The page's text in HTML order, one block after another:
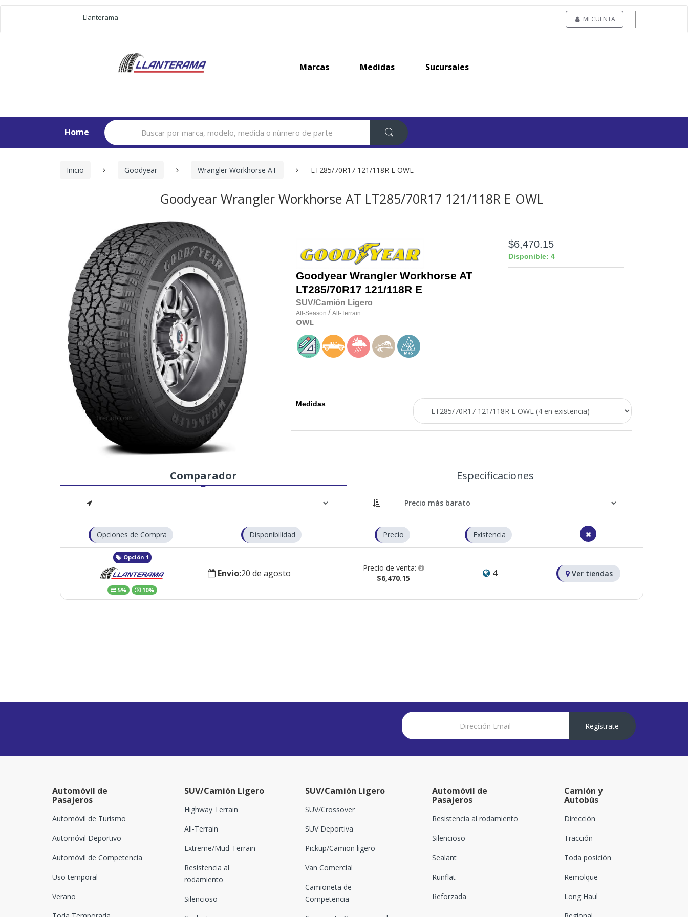
Llanterama MI CUENTA
Marcas Medidas Sucursales
Home
Search
for:
Inicio Goodyear Wrangler Workhorse AT LT285/70R17 121/118R E OWL
Goodyear Wrangler Workhorse AT LT285/70R17 121/118R E OWL
Goodyear Wrangler Workhorse AT
LT285/70R17 121/118R E
SUV/Camión Ligero
All-Season / All-Terrain
OWL
$6,470.15
Disponible: 4
Medidas
Comparador Especificaciones
Opciones de Compra Disponibilidad Precio Existencia
Opción 1
5% 10%
Envio:20 de agosto
Precio de venta:
$6,470.15
4 Ver tiendas
Regístrate
Automóvil de
Pasajeros
Automóvil de Turismo
Automóvil Deportivo
Automóvil de Competencia
Uso temporal
Verano
SUV/Camión Ligero
Highway Terrain
All-Terrain
Extreme/Mud-Terrain
Resistencia al
rodamiento
Silencioso
SUV/Camión Ligero
SUV/Crossover
SUV Deportiva
Pickup/Camion ligero
Van Comercial
Camioneta de
Competencia
Automóvil de
Pasajeros
Resistencia al rodamiento
Silencioso
Sealant
Runflat
Reforzada
Camión y
Autobús
Dirección
Tracción
Toda posición
Remolque
Long Haul